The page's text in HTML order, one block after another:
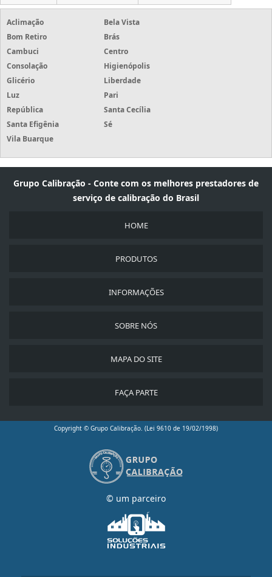
Aclimação
Bela Vista
Bom Retiro
Brás
Cambuci
Centro
Consolação
Higienópolis
Glicério
Liberdade
Luz
Pari
República
Santa Cecília
Santa Efigênia
Sé
Vila Buarque
Grupo Calibração - Conte com os melhores prestadores de
serviço de calibração do Brasil
HOME
PRODUTOS
INFORMAÇÕES
SOBRE NÓS
MAPA DO SITE
FAÇA PARTE
Copyright © Grupo Calibração. (Lei 9610 de 19/02/1998)
© um parceiro